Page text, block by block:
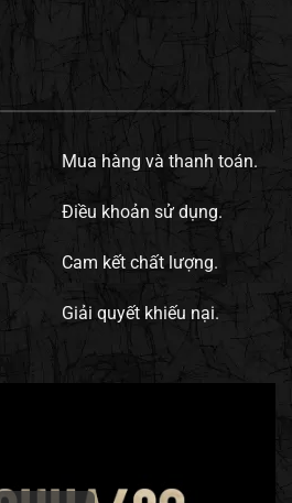
Mua hàng và thanh toán.
Điều khoản sử dụng.
Cam kết chất lượng.
Giải quyết khiếu nại.